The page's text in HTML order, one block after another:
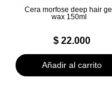
Cera morfose deep hair gel
wax 150ml
$22.000
Añadir al carrito